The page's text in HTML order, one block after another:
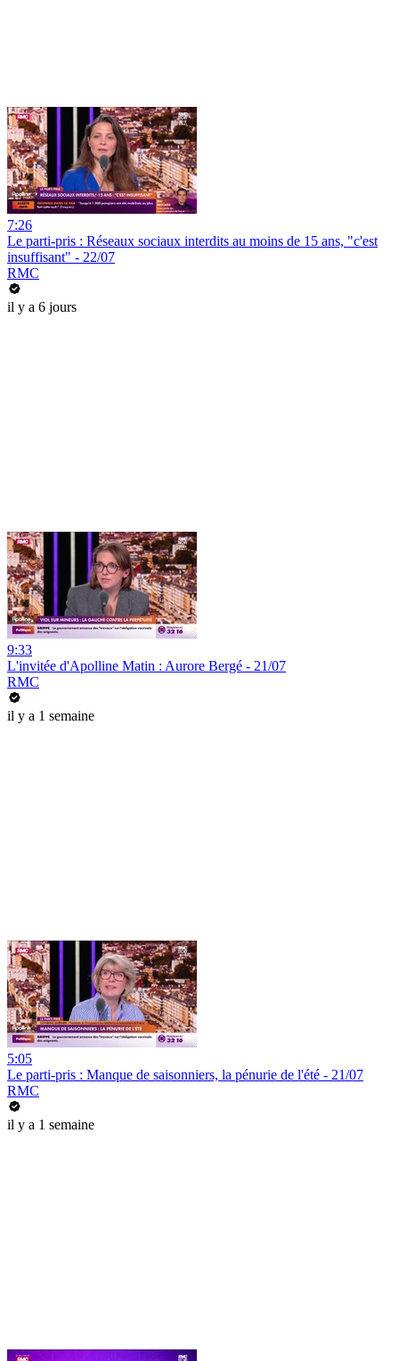
7:26
Le parti-pris : Réseaux sociaux interdits au moins de 15 ans, "c'est
insuffisant" - 22/07
RMC
il y a 6 jours
9:33
L'invitée d'Apolline Matin : Aurore Bergé - 21/07
RMC
il y a 1 semaine
5:05
Le parti-pris : Manque de saisonniers, la pénurie de l'été - 21/07
RMC
il y a 1 semaine